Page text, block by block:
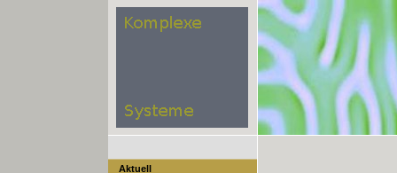
Aktuell